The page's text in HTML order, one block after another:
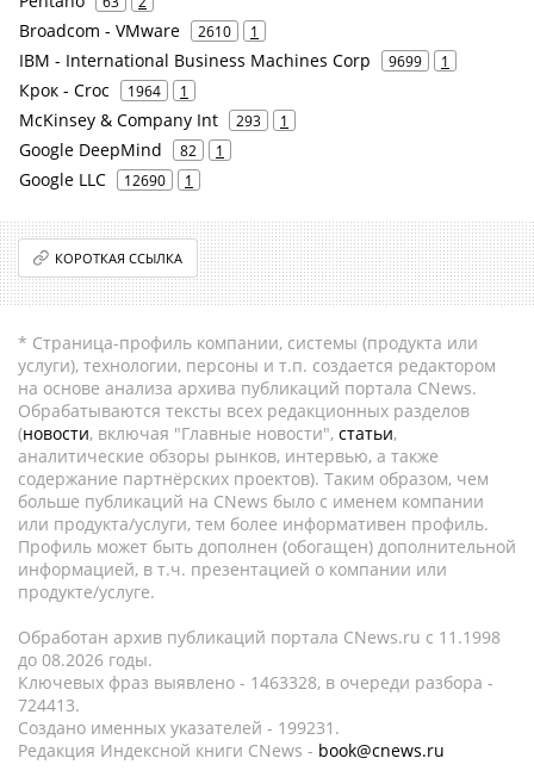
Broadcom - VMware 2610 1
IBM - International Business Machines Corp 9699 1
Крок - Croc 1964 1
McKinsey & Company Int 293 1
Google DeepMind 82 1
Google LLC 12690 1
КОРОТКАЯ ССЫЛКА
* Страница-профиль компании, системы (продукта или
услуги), технологии, персоны и т.п. создается редактором
на основе анализа архива публикаций портала CNews.
Обрабатываются тексты всех редакционных разделов
(новости, включая "Главные новости", статьи,
аналитические обзоры рынков, интервью, а также
содержание партнёрских проектов). Таким образом, чем
больше публикаций на CNews было с именем компании
или продукта/услуги, тем более информативен профиль.
Профиль может быть дополнен (обогащен) дополнительной
информацией, в т.ч. презентацией о компании или
продукте/услуге.
Обработан архив публикаций портала CNews.ru c 11.1998
до 08.2026 годы.
Ключевых фраз выявлено - 1463328, в очереди разбора -
724413.
Создано именных указателей - 199231.
Редакция Индексной книги CNews - book@cnews.ru